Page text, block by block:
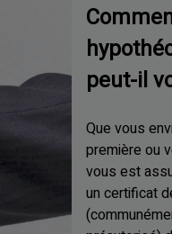
peut-il
Que vous
première ou
vous est
un certificat